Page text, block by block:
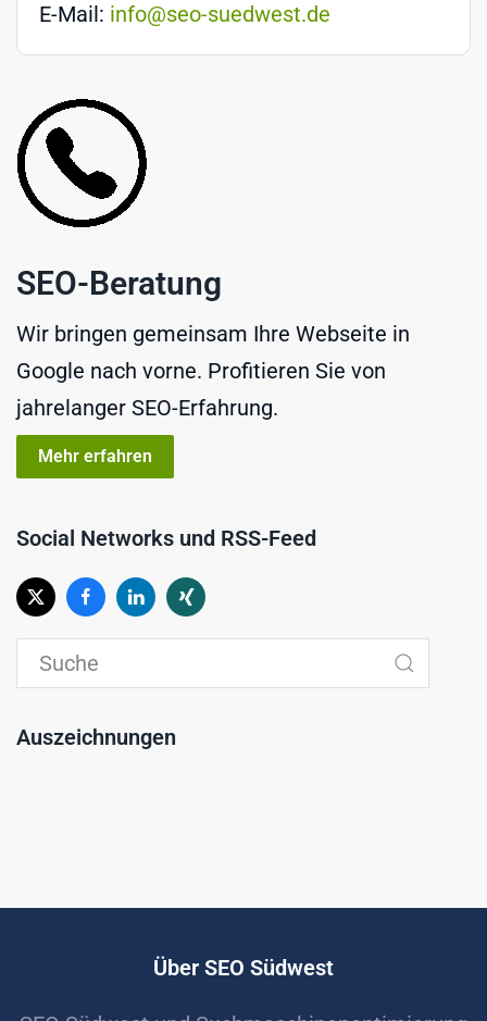
E-Mail: info@seo-suedwest.de
SEO-Beratung
Wir bringen gemeinsam Ihre Webseite in
Google nach vorne. Profitieren Sie von
jahrelanger SEO-Erfahrung.
Mehr erfahren
Social Networks und RSS-Feed
Auszeichnungen
Über SEO Südwest